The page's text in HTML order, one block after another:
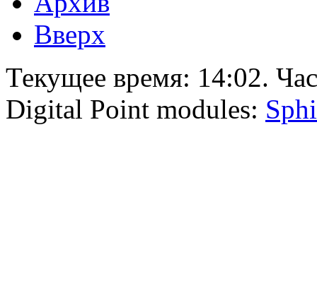
Вверх
Текущее время: 14:02.
Digital Point modules: